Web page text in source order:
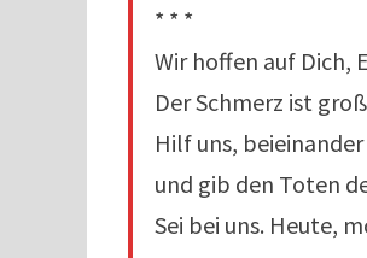
* * *
Wir hoffen auf Dich,
Der Schmerz ist
Hilf uns,
und gib den Toten
Sei bei uns. Heute,